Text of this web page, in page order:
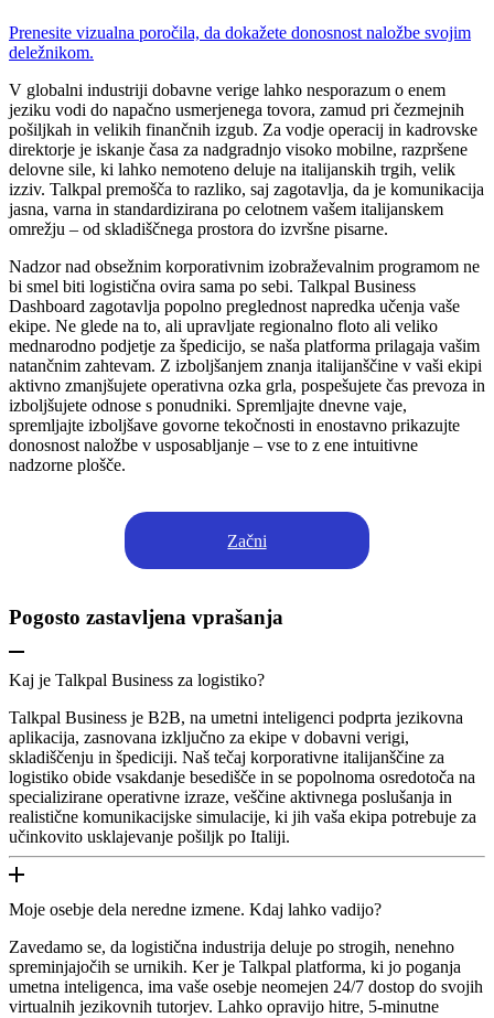
Prenesite vizualna poročila, da dokažete donosnost naložbe svojim
deležnikom.
V globalni industriji dobavne verige lahko nesporazum o enem
jeziku vodi do napačno usmerjenega tovora, zamud pri čezmejnih
pošiljkah in velikih finančnih izgub. Za vodje operacij in kadrovske
direktorje je iskanje časa za nadgradnjo visoko mobilne, razpršene
delovne sile, ki lahko nemoteno deluje na italijanskih trgih, velik
izziv. Talkpal premošča to razliko, saj zagotavlja, da je komunikacija
jasna, varna in standardizirana po celotnem vašem italijanskem
omrežju – od skladiščnega prostora do izvršne pisarne.
Nadzor nad obsežnim korporativnim izobraževalnim programom ne
bi smel biti logistična ovira sama po sebi. Talkpal Business
Dashboard zagotavlja popolno preglednost napredka učenja vaše
ekipe. Ne glede na to, ali upravljate regionalno floto ali veliko
mednarodno podjetje za špedicijo, se naša platforma prilagaja vašim
natančnim zahtevam. Z izboljšanjem znanja italijanščine v vaši ekipi
aktivno zmanjšujete operativna ozka grla, pospešujete čas prevoza in
izboljšujete odnose s ponudniki. Spremljajte dnevne vaje,
spremljajte izboljšave govorne tekočnosti in enostavno prikazujte
donosnost naložbe v usposabljanje – vse to z ene intuitivne
nadzorne plošče.
Začni
Pogosto zastavljena vprašanja
Kaj je Talkpal Business za logistiko?
Talkpal Business je B2B, na umetni inteligenci podprta jezikovna
aplikacija, zasnovana izključno za ekipe v dobavni verigi,
skladiščenju in špediciji. Naš tečaj korporativne italijanščine za
logistiko obide vsakdanje besedišče in se popolnoma osredotoča na
specializirane operativne izraze, veščine aktivnega poslušanja in
realistične komunikacijske simulacije, ki jih vaša ekipa potrebuje za
učinkovito usklajevanje pošiljk po Italiji.
Moje osebje dela neredne izmene. Kdaj lahko vadijo?
Zavedamo se, da logistična industrija deluje po strogih, nenehno
spreminjajočih se urnikih. Ker je Talkpal platforma, ki jo poganja
umetna inteligenca, ima vaše osebje neomejen 24/7 dostop do svojih
virtualnih jezikovnih tutorjev. Lahko opravijo hitre, 5-minutne